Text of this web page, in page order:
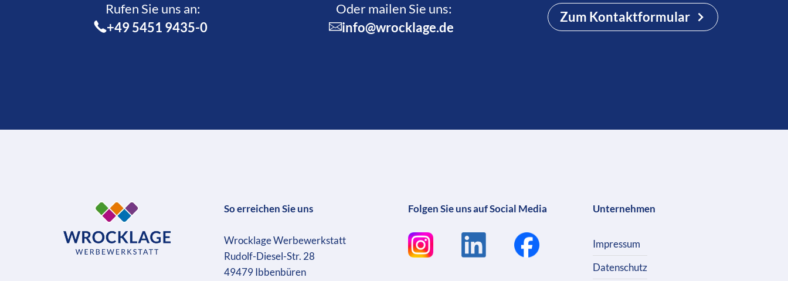
Rufen Sie uns an:­
+49 5451 9435-0
Oder mailen Sie uns:
info@wrocklage.de
Zum Kontaktformular
So erreichen Sie uns
Wrocklage Werbewerkstatt
Rudolf-Diesel-Str. 28
49479 Ibbenbüren
Folgen Sie uns auf Social Media Unternehmen
Impressum
Datenschutz